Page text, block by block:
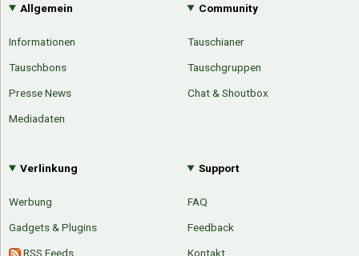
Allgemein
Informationen
Tauschbons
Presse News
Mediadaten
Community
Tauschianer
Tauschgruppen
Chat & Shoutbox
Verlinkung
Werbung
Gadgets & Plugins
RSS Feeds
Support
FAQ
Feedback
Kontakt